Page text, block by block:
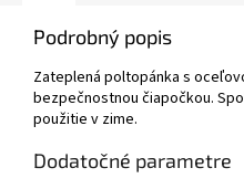
Podrobný popis
Zateplená poltopánka s
bezpečnostnou čiapočkou.
použitie v zime.
Dodatočné parametre